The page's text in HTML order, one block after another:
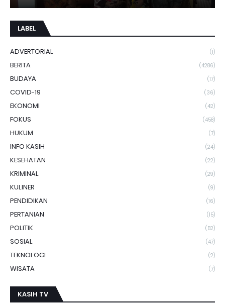
LABEL
ADVERTORIAL (1)
BERITA (4286)
BUDAYA (17)
COVID-19 (36)
EKONOMI (42)
FOKUS (458)
HUKUM (7)
INFO KASIH (24)
KESEHATAN (22)
KRIMINAL (29)
KULINER (9)
PENDIDIKAN (16)
PERTANIAN (15)
POLITIK (52)
SOSIAL (47)
TEKNOLOGI (2)
WISATA (7)
KASIH TV